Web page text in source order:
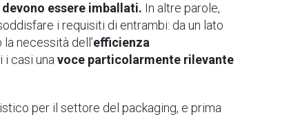
essere imballati. In altre parole,
i requisiti di entrambi: da un lato
necessità dell’efficienza
i casi unavoce particolarmente rilevante
per il settore del packaging, e prima